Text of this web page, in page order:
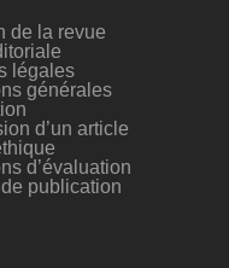
de la revue
légales
générales
d’un article
d’évaluation
publication